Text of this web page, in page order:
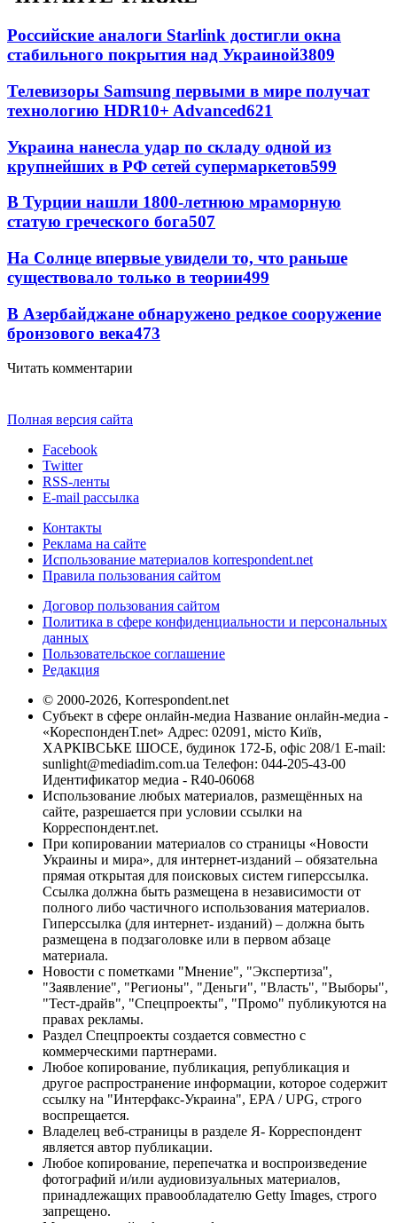
Российские аналоги Starlink достигли окна
стабильного покрытия над Украиной3809
Телевизоры Samsung первыми в мире получат
технологию HDR10+ Advanced621
Украина нанесла удар по складу одной из
крупнейших в РФ сетей супермаркетов599
В Турции нашли 1800-летнюю мраморную
статую греческого бога507
На Солнце впервые увидели то, что раньше
существовало только в теории499
В Азербайджане обнаружено редкое сооружение
бронзового века473
Читать комментарии
Полная версия сайта
Facebook
Twitter
RSS-ленты
E-mail рассылка
Контакты
Реклама на сайте
Использование материалов korrespondent.net
Правила пользования сайтом
Договор пользования сайтом
Политика в сфере конфиденциальности и персональных
данных
Пользовательское соглашение
Редакция
© 2000-2026, Korrespondent.net
Субъект в сфере онлайн-медиа Название онлайн-медиа -
«КореспонденТ.net» Адрес: 02091, місто Київ,
ХАРКІВСЬКЕ ШОСЕ, будинок 172-Б, офіс 208/1 E-mail:
sunlight@mediadim.com.ua Телефон: 044-205-43-00
Идентификатор медиа - R40-06068
Использование любых материалов, размещённых на
сайте, разрешается при условии ссылки на
Корреспондент.net.
При копировании материалов со страницы «Новости
Украины и мира», для интернет-изданий – обязательна
прямая открытая для поисковых систем гиперссылка.
Ссылка должна быть размещена в независимости от
полного либо частичного использования материалов.
Гиперссылка (для интернет- изданий) – должна быть
размещена в подзаголовке или в первом абзаце
материала.
Новости с пометками "Мнение", "Экспертиза",
"Заявление", "Регионы", "Деньги", "Власть", "Выборы",
"Тест-драйв", "Спецпроекты", "Промо" публикуются на
правах рекламы.
Раздел Спецпроекты создается совместно с
коммерческими партнерами.
Любое копирование, публикация, републикация и
другое распространение информации, которое содержит
ссылку на "Интерфакс-Украина", EPA / UPG, строго
воспрещается.
Владелец веб-страницы в разделе Я- Корреспондент
является автор публикации.
Любое копирование, перепечатка и воспроизведение
фотографий и/или аудиовизуальных материалов,
принадлежащих правообладателю Getty Images, строго
запрещено.